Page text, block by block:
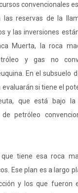
convencionales
las reservas de la
y las inversiones
Muerta, la roca
y gas no
En el subsuelo
si tiene el
que está bajo
petróleo
tiene esa roca
Ese plan es a largo
y los que fueron